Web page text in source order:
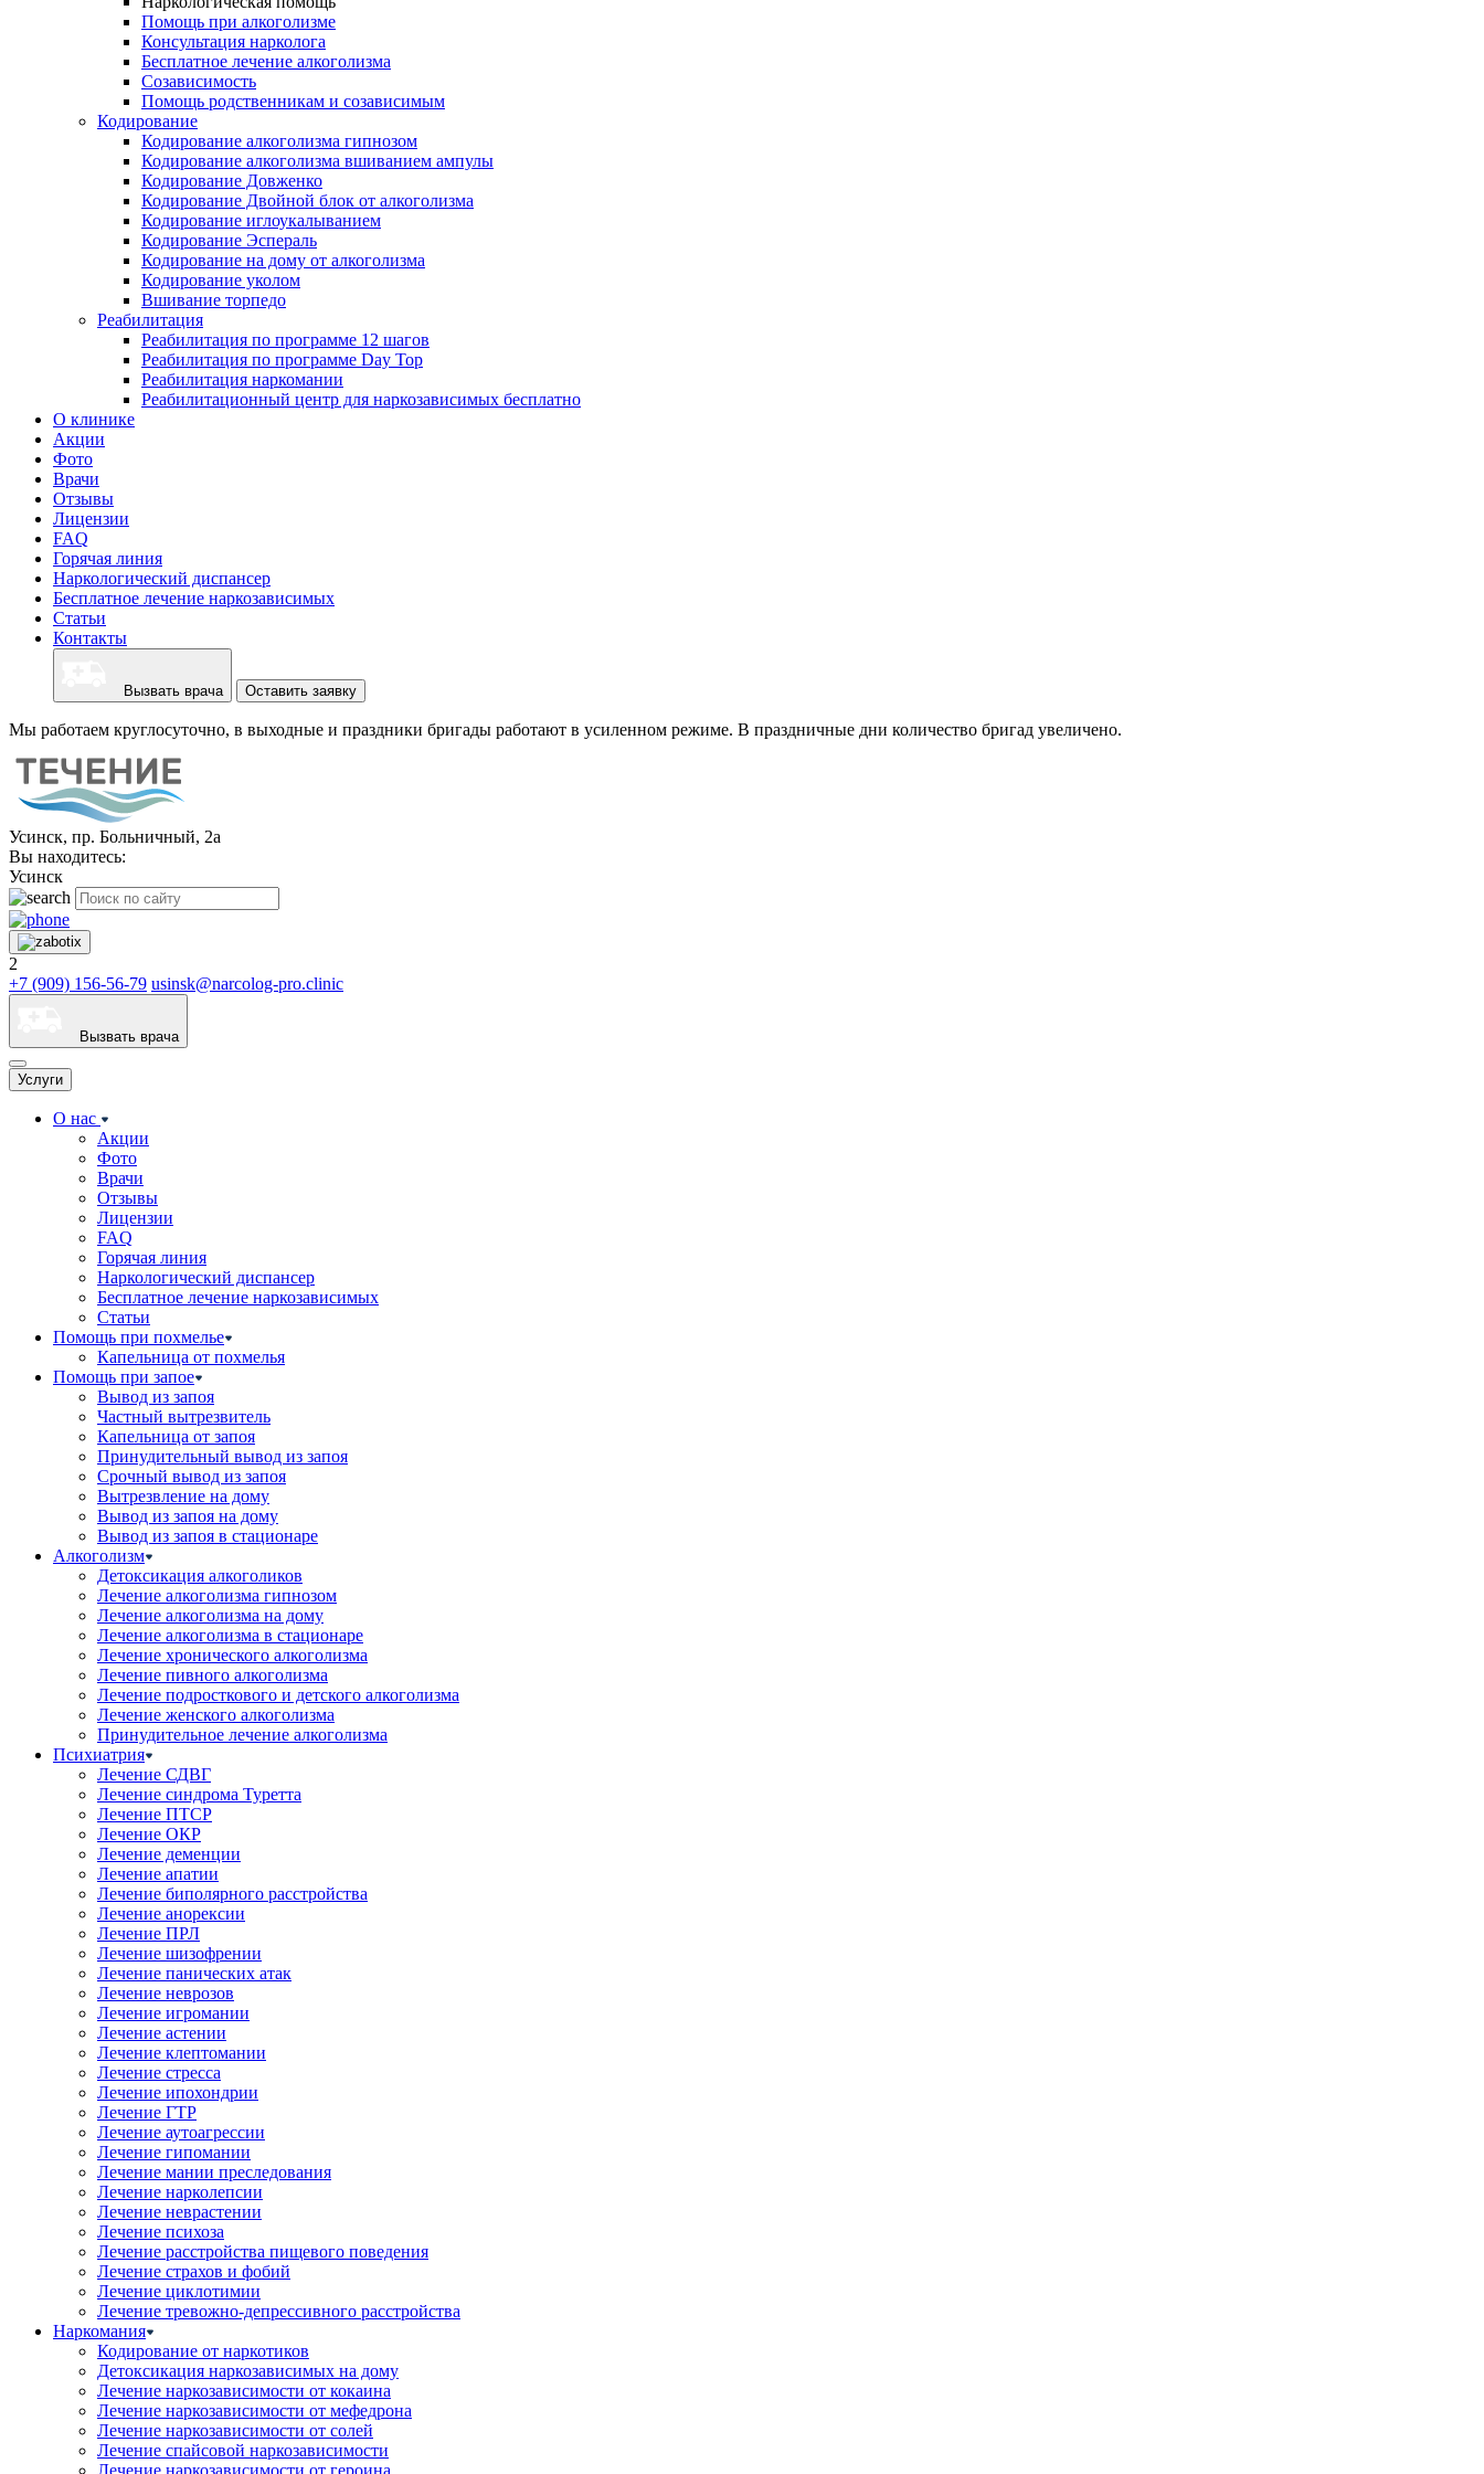
Помощь при алкоголизме
Консультация нарколога
Бесплатное лечение алкоголизма
Созависимость
Помощь родственникам и созависимым
Кодирование
Кодирование алкоголизма гипнозом
Кодирование алкоголизма вшиванием ампулы
Кодирование Довженко
Кодирование Двойной блок от алкоголизма
Кодирование иглоукалыванием
Кодирование Эспераль
Кодирование на дому от алкоголизма
Кодирование уколом
Вшивание торпедо
Реабилитация
Реабилитация по программе 12 шагов
Реабилитация по программе Day Top
Реабилитация наркомании
Реабилитационный центр для наркозависимых бесплатно
О клинике
Акции
Фото
Врачи
Отзывы
Лицензии
FAQ
Горячая линия
Наркологический диспансер
Бесплатное лечение наркозависимых
Статьи
Контакты
Вызвать врача Оставить заявку
Мы работаем круглосуточно, в выходные и праздники бригады работают в усиленном режиме. В праздничные дни количество бригад увеличено.
Усинск, пр. Больничный, 2а
Вы находитесь:
Усинск
2
+7 (909) 156-56-79 usinsk@narcolog-pro.clinic
Вызвать врача
Услуги
О нас
Акции
Фото
Врачи
Отзывы
Лицензии
FAQ
Горячая линия
Наркологический диспансер
Бесплатное лечение наркозависимых
Статьи
Помощь при похмелье
Капельница от похмелья
Помощь при запое
Вывод из запоя
Частный вытрезвитель
Капельница от запоя
Принудительный вывод из запоя
Срочный вывод из запоя
Вытрезвление на дому
Вывод из запоя на дому
Вывод из запоя в стационаре
Алкоголизм
Детоксикация алкоголиков
Лечение алкоголизма гипнозом
Лечение алкоголизма на дому
Лечение алкоголизма в стационаре
Лечение хронического алкоголизма
Лечение пивного алкоголизма
Лечение подросткового и детского алкоголизма
Лечение женского алкоголизма
Принудительное лечение алкоголизма
Психиатрия
Лечение СДВГ
Лечение синдрома Туретта
Лечение ПТСР
Лечение ОКР
Лечение деменции
Лечение апатии
Лечение биполярного расстройства
Лечение анорексии
Лечение ПРЛ
Лечение шизофрении
Лечение панических атак
Лечение неврозов
Лечение игромании
Лечение астении
Лечение клептомании
Лечение стресса
Лечение ипохондрии
Лечение ГТР
Лечение аутоагрессии
Лечение гипомании
Лечение мании преследования
Лечение нарколепсии
Лечение неврастении
Лечение психоза
Лечение расстройства пищевого поведения
Лечение страхов и фобий
Лечение циклотимии
Лечение тревожно-депрессивного расстройства
Наркомания
Кодирование от наркотиков
Детоксикация наркозависимых на дому
Лечение наркозависимости от кокаина
Лечение наркозависимости от мефедрона
Лечение наркозависимости от солей
Лечение спайсовой наркозависимости
Лечение наркозависимости от героина